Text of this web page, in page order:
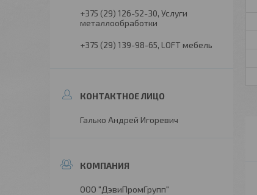
+375 (29) 126-52-30 Услуги
металлообработки
+375 (29) 139-98-65 LOFT мебель
Галько Андрей Игоревич
ООО "ДэвиПромГрупп"